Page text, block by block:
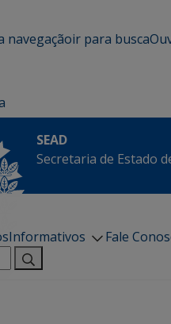
navegaçãoir para busca
SEAD
Secretaria de Estado
Informativos
Fale